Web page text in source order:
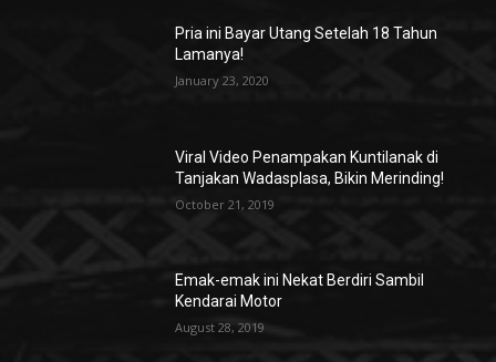
Pria ini Bayar Utang Setelah 18 Tahun
Lamanya!
January 23, 2020
Viral Video Penampakan Kuntilanak di
Tanjakan Wadasplasa, Bikin Merinding!
October 21, 2019
Emak-emak ini Nekat Berdiri Sambil
Kendarai Motor
August 28, 2019